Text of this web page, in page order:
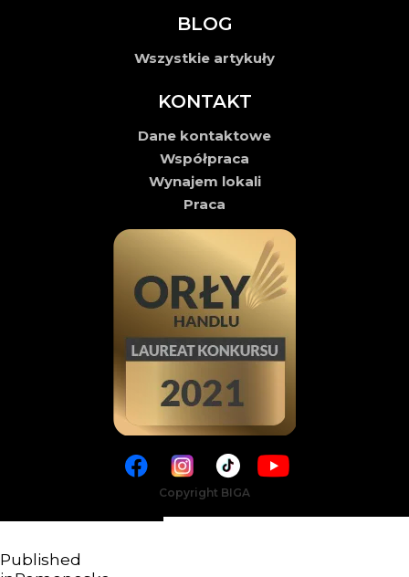
BLOG
Wszystkie artykuły
KONTAKT
Dane kontaktowe
Współpraca
Wynajem lokali
Praca
Copyright BIGA
Published